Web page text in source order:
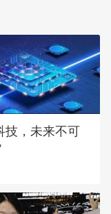
技，未来不可